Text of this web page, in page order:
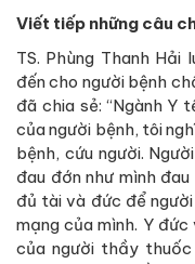
Viết tiếp những câu
TS. Phùng Thanh
đến cho người bệnh
đã chia sẻ: “Ngành Y
của người bệnh, tôi
bệnh, cứu người.
đau đớn như mình
đủ tài và đức để
mạng của mình. Y
của người thầy